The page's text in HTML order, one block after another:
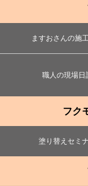
ますおさんの施
職人の現場日
フク
塗り替えセミ